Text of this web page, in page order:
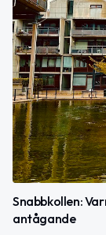
Snabbkollen:
antågande